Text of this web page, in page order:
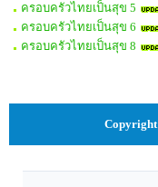
ครอบครัวไทยเป็นสุข 5
ครอบครัวไทยเป็นสุข 6
ครอบครัวไทยเป็นสุข 8
Copyright